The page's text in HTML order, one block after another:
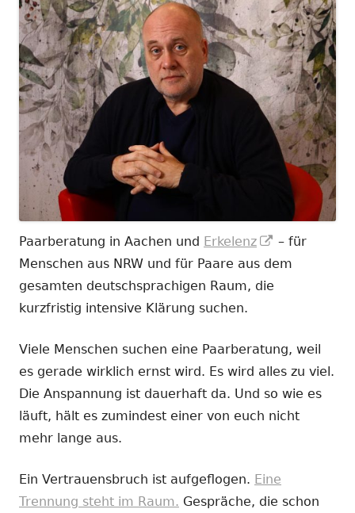
Paarberatung in Aachen und Erkelenz
In
neuem
– für
Menschen aus NRW und für Paare aus dem
gesamten deutschsprachigen Raum, die
kurzfristig intensive Klärung suchen.
Viele Menschen suchen eine Paarberatung, weil
es gerade wirklich ernst wird. Es wird alles zu viel.
Die Anspannung ist dauerhaft da. Und so wie es
läuft, hält es zumindest einer von euch nicht
mehr lange aus.
Ein Vertrauensbruch ist aufgeflogen. Eine
Trennung steht im Raum. Gespräche, die schon